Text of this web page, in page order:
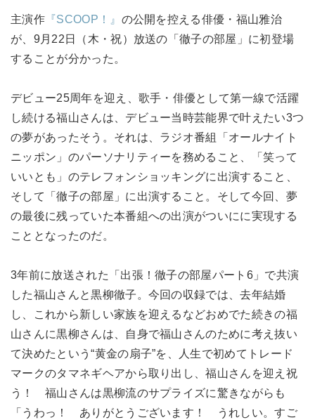
主演作『SCOOP！』 の公開を控える俳優・福山雅治
が、9月22日（木・祝）放送の「徹子の部屋」に初登場
することが分かった。
デビュー25周年を迎え、歌手・俳優として第一線で活躍
し続ける福山さんは、デビュー当時芸能界で叶えたい3つ
の夢があったそう。それは、ラジオ番組「オールナイト
ニッポン」のパーソナリティーを務めること、「笑って
いいとも」のテレフォンショッキングに出演すること、
そして「徹子の部屋」に出演すること。そして今回、夢
の最後に残っていた本番組への出演がついにに実現する
こととなったのだ。
3年前に放送された「出張！徹子の部屋パート6」で共演
した福山さんと黒柳徹子。今回の収録では、去年結婚
し、これから新しい家族を迎えるなどおめでた続きの福
山さんに黒柳さんは、自身で福山さんのために考え抜い
て決めたという“黄金の扇子”を、人生で初めてトレード
マークのタマネギヘアから取り出し、福山さんを迎え祝
う！ 福山さんは黒柳流のサプライズに驚きながらも
「うわっ！ ありがとうございます！ うれしい。すご